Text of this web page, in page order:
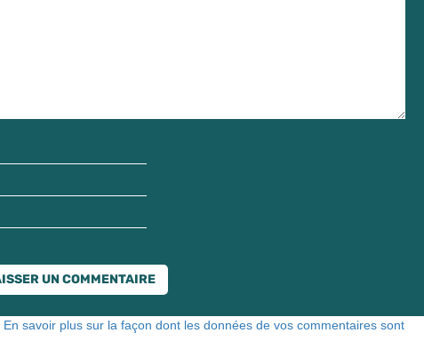
En savoir plus sur la façon dont les données de vos commentaires sont